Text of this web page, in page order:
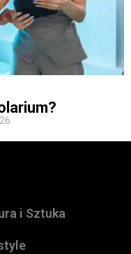
i Sztuka